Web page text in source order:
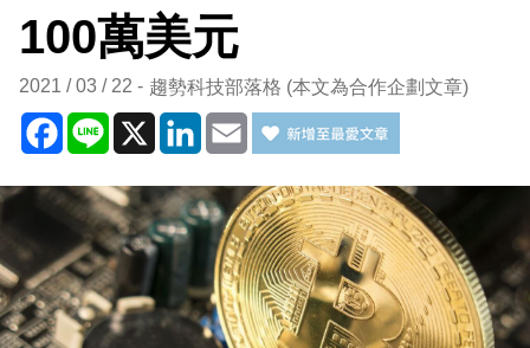
100萬美元
2021 / 03 / 22 趨勢科技部落格 (本文為合作企劃文章)
Facebook
Line X LinkedIn
Email